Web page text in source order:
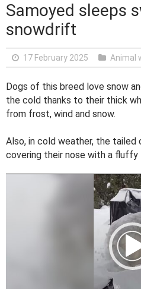
Samoyed sleeps
snowdrift
17 February 2025 Animal
Dogs of this breed love snow
the cold thanks to their thick
from frost, wind and snow.
Also, in cold weather, the tailed
covering their nose with a fluffy